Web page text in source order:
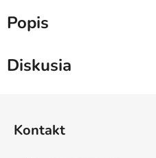
Popis
Diskusia
Kontakt